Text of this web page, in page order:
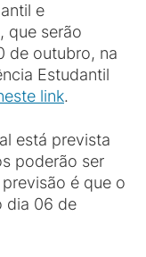
e
que serão
de outubro, na
Estudantil
link.
está prevista
poderão ser
é que o
dia 06 de